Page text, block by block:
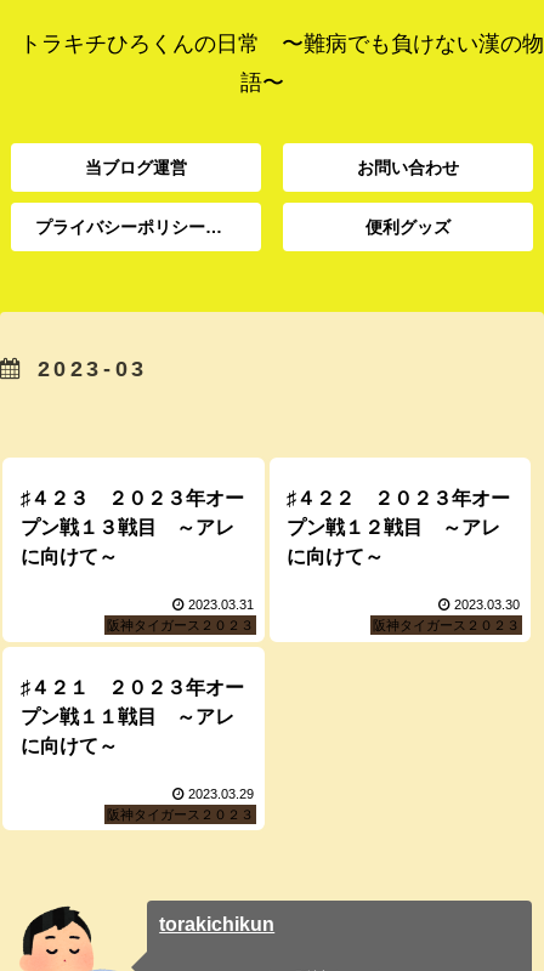
トラキチひろくんの日常 〜難病でも負けない漢の物
語〜
当ブログ運営 お問い合わせ
プライバシーポリシー、免責事項 便利グッズ
2023-03
♯４２３ ２０２３年オー
プン戦１３戦目 ～アレ
に向けて～
2023.03.31
阪神タイガース２０２３
♯４２２ ２０２３年オー
プン戦１２戦目 ～アレ
に向けて～
2023.03.30
阪神タイガース２０２３
♯４２１ ２０２３年オー
プン戦１１戦目 ～アレ
に向けて～
2023.03.29
阪神タイガース２０２３
torakichikun